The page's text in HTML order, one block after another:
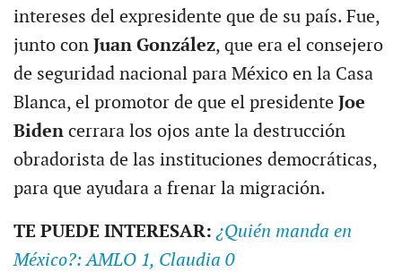
intereses del expresidente que de su país. Fue,
junto con Juan González, que era el consejero
de seguridad nacional para México en la Casa
Blanca, el promotor de que el presidenteJoe
Bidencerrara los ojos ante la destrucción
obradorista de las instituciones democráticas,
para que ayudara a frenar la migración.
TE PUEDE INTERESAR: ¿Quién manda en
México?: AMLO 1, Claudia 0